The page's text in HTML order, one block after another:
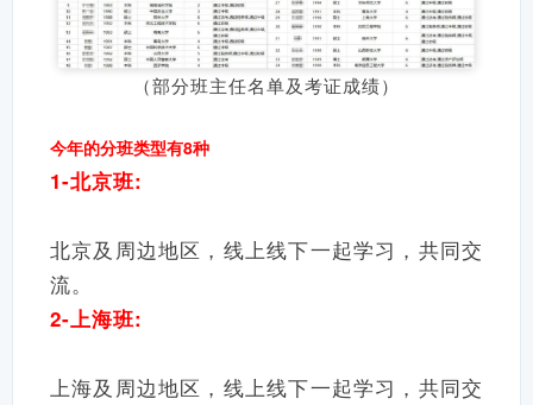
（部分班主任名单及考证成绩）
今年的分班类型有8种
1-北京班:
北京及周边地区，线上线下一起学习，共同交
流。
2-上海班:
上海及周边地区，线上线下一起学习，共同交